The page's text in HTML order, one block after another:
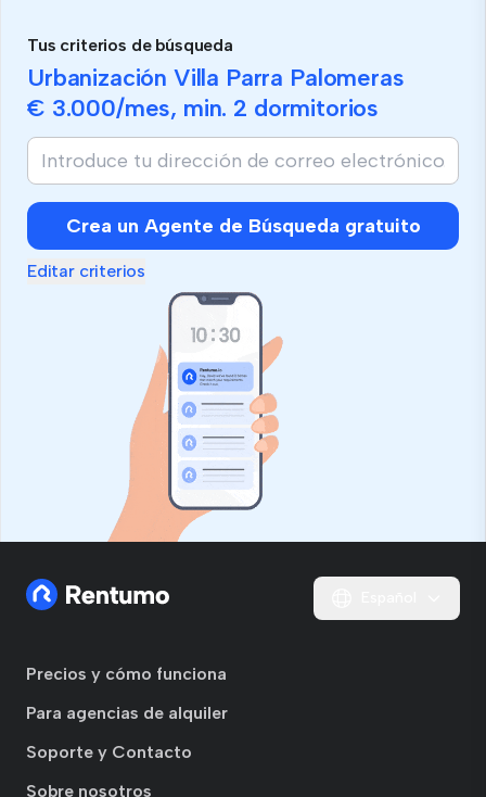
Tus criterios de búsqueda
Urbanización Villa Parra Palomeras
€ 3.000/mes, min. 2 dormitorios
Crea un Agente de Búsqueda gratuito
Editar criterios
Precios y cómo funciona
Para agencias de alquiler
Soporte y Contacto
Sobre nosotros